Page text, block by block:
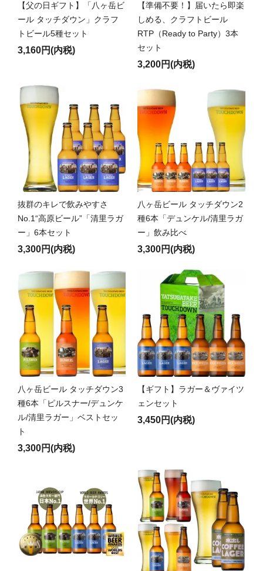
【父の日ギフト】「八ヶ岳ビ
ール タッチダウン」クラフ
トビール5種セット
3,160円(内税)
【準備不要！】届いたら即楽
しめる、クラフトビール
RTP（Ready to Party）3本
セット
3,200円(内税)
抜群のキレで飲みやすさ
No.1“高原ビール”「清里ラガ
ー」6本セット
3,300円(内税)
八ヶ岳ビール タッチダウン2
種6本「デュンケル/清里ラガ
ー」飲み比べ
3,300円(内税)
八ヶ岳ビール タッチダウン3
種6本「ピルスナー/デュンケ
ル/清里ラガー」ベストセッ
ト
3,300円(内税)
【ギフト】ラガー＆ヴァイツ
ェンセット
3,450円(内税)